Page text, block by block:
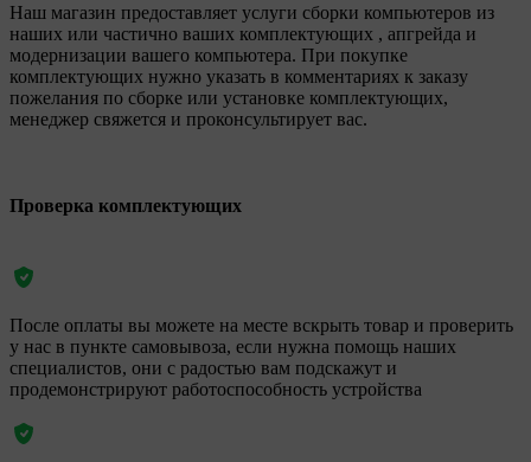
Наш магазин предоставляет услуги сборки компьютеров из
наших или частично ваших комплектующих , апгрейда и
модернизации вашего компьютера. При покупке
комплектующих нужно указать в комментариях к заказу
пожелания по сборке или установке комплектующих,
менеджер свяжется и проконсультирует вас.
Проверка комплектующих
После оплаты вы можете на месте вскрыть товар и проверить
у нас в пункте самовывоза, если нужна помощь наших
специалистов, они с радостью вам подскажут и
продемонстрируют работоспособность устройства